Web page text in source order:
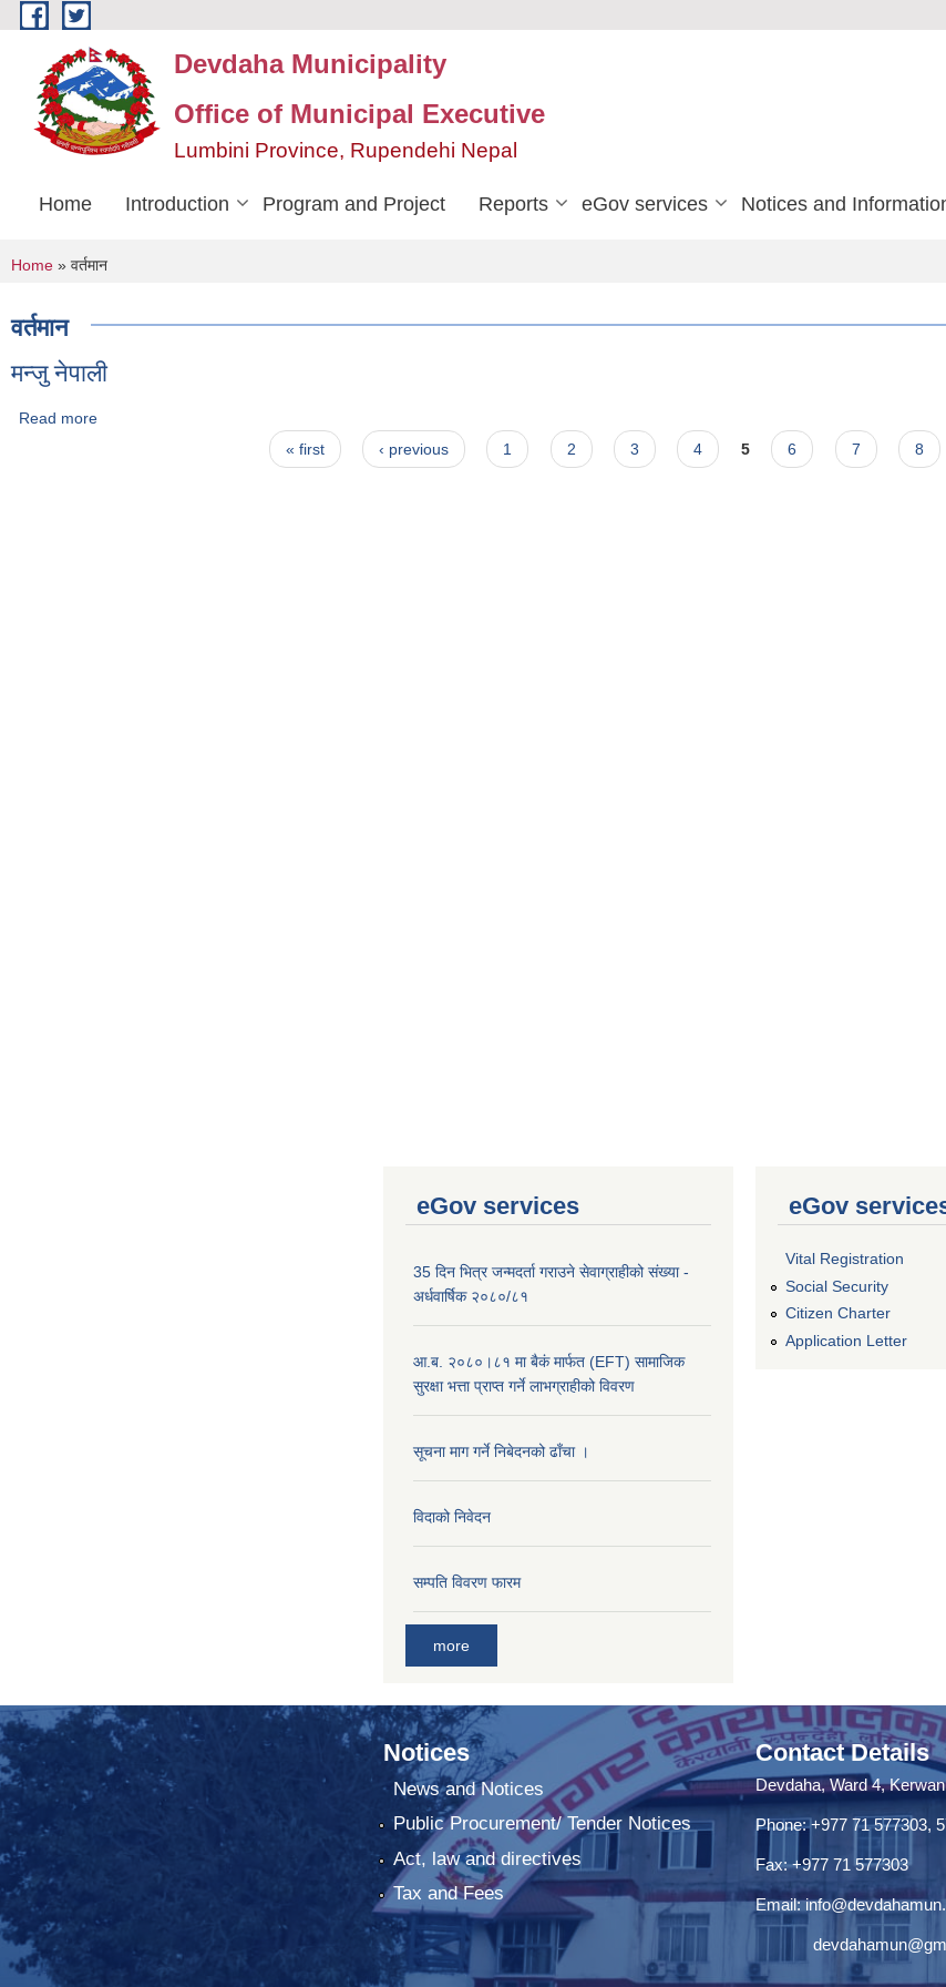
Skip to main content
Devdaha Municipality
Office of Municipal Executive
Lumbini Province, Rupendehi Nepal
Home Introduction Program and Project Reports eGov services Notices and
You are here
Home » वर्तमान
वर्तमान
मन्जु नेपाली
Read more
« first ‹ previous 1 2 3 4 5 6 7 8
eGov services
35 दिन भित्र जन्मदर्ता गराउने सेवाग्राहीको संख्या -
अर्धवार्षिक २०८०/८१
आ.ब. २०८०।८१ मा बैकं मार्फत (EFT) सामाजिक
सुरक्षा भत्ता प्राप्त गर्ने लाभग्राहीको विवरण
सूचना माग गर्ने निबेदनको ढाँचा ।
विदाको निवेदन
सम्पति विवरण फारम
more
eGov
Vital Registration
Social Security
Citizen Charter
Application Letter
Notices
News and Notices
Public Procurement/ Tender Notices
Act, law and directives
Tax and Fees
Contact Details
Devdaha, Ward 4,
Phone: +977 71 577303,
Fax: +977 71 577303
Email: